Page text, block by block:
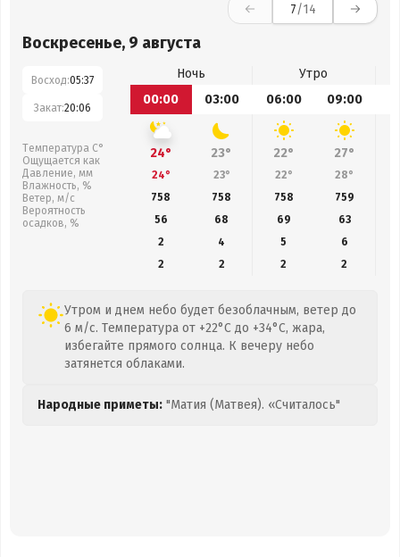
7/14
Воскресенье, 9 августа
Восход:05:37
Закат:20:06
Температура С°
Ощущается как
Давление, мм
Влажность, %
Ветер, м/с
Вероятность
осадков, %
Ночь
Утро
00:00
03:00 06:00 09:00
24° 23° 22° 27°
24° 23° 22° 28°
758
758 758 759
56
68 69 63
2
4 5
6
2
2 2 2
Утром и днем небо будет безоблачным, ветер до
6 м/с. Температура от +22°C до +34°C, жара,
избегайте прямого солнца. К вечеру небо
затянется облаками.
Народные приметы: "Матия (Матвея). «Считалось"